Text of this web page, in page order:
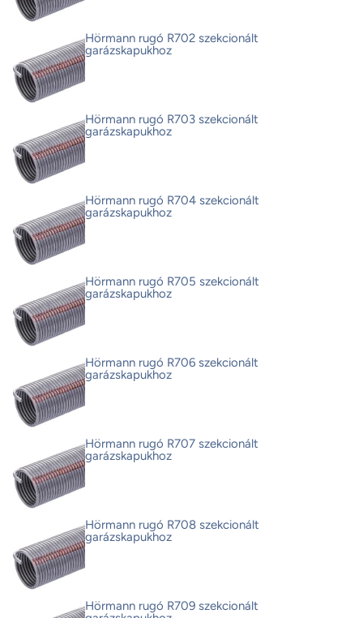
Hörmann rugó R702 szekcionált
garázskapukhoz
Hörmann rugó R703 szekcionált
garázskapukhoz
Hörmann rugó R704 szekcionált
garázskapukhoz
Hörmann rugó R705 szekcionált
garázskapukhoz
Hörmann rugó R706 szekcionált
garázskapukhoz
Hörmann rugó R707 szekcionált
garázskapukhoz
Hörmann rugó R708 szekcionált
garázskapukhoz
Hörmann rugó R709 szekcionált